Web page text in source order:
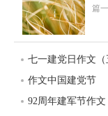
篇
七一建党日作文（
作文中国建党节
92周年建军节作文